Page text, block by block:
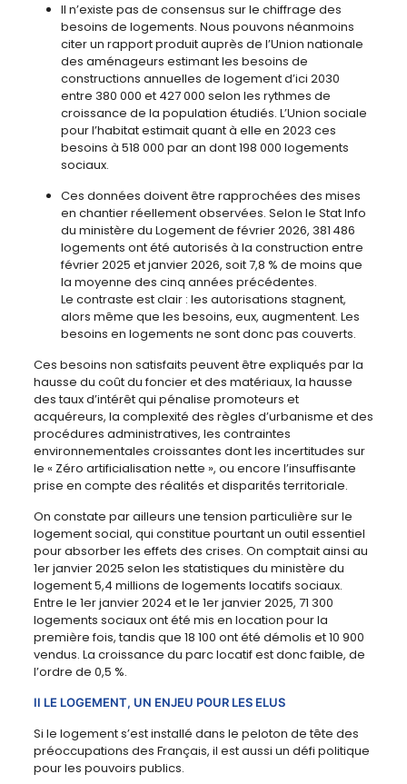
Il n’existe pas de consensus sur le chiffrage des
besoins de logements. Nous pouvons néanmoins
citer un rapport produit auprès de l’Union nationale
des aménageurs estimant les besoins de
constructions annuelles de logement d’ici 2030
entre 380 000 et 427 000 selon les rythmes de
croissance de la population étudiés. L’Union sociale
pour l’habitat estimait quant à elle en 2023 ces
besoins à 518 000 par an dont 198 000 logements
sociaux.
Ces données doivent être rapprochées des mises
en chantier réellement observées. Selon le Stat Info
du ministère du Logement de février 2026, 381 486
logements ont été autorisés à la construction entre
février 2025 et janvier 2026, soit 7,8 % de moins que
la moyenne des cinq années précédentes.
Le contraste est clair : les autorisations stagnent,
alors même que les besoins, eux, augmentent. Les
besoins en logements ne sont donc pas couverts.
Ces besoins non satisfaits peuvent être expliqués par la
hausse du coût du foncier et des matériaux, la hausse
des taux d’intérêt qui pénalise promoteurs et
acquéreurs, la complexité des règles d’urbanisme et des
procédures administratives, les contraintes
environnementales croissantes dont les incertitudes sur
le « Zéro artificialisation nette », ou encore l’insuffisante
prise en compte des réalités et disparités territoriale.
On constate par ailleurs une tension particulière sur le
logement social, qui constitue pourtant un outil essentiel
pour absorber les effets des crises. On comptait ainsi au
1er janvier 2025 selon les statistiques du ministère du
logement 5,4 millions de logements locatifs sociaux.
Entre le 1er janvier 2024 et le 1er janvier 2025, 71 300
logements sociaux ont été mis en location pour la
première fois, tandis que 18 100 ont été démolis et 10 900
vendus. La croissance du parc locatif est donc faible, de
l’ordre de 0,5 %.
II LE LOGEMENT, UN ENJEU POUR LES ELUS
Si le logement s’est installé dans le peloton de tête des
préoccupations des Français, il est aussi un défi politique
pour les pouvoirs publics.